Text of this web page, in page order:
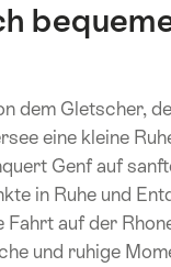
dem Gletscher,
eine kleine
Genf auf
in Ruhe und
auf der
und ruhige